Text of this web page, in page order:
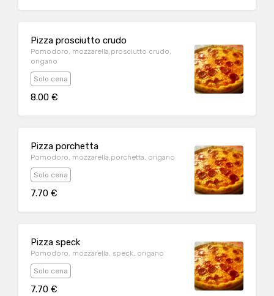
Pizza prosciutto crudo
Pomodoro, mozzarella,prosciutto crudo,
origano
Solo cena
8.00 €
Pizza porchetta
Pomodoro, mozzarella,porchetta, origano
Solo cena
7.70 €
Pizza speck
Pomodoro, mozzarella, speck, origano
Solo cena
7.70 €